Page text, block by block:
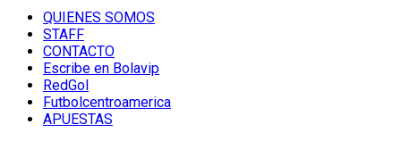
QUIENES SOMOS
STAFF
CONTACTO
Escribe en Bolavip
RedGol
Futbolcentroamerica
APUESTAS